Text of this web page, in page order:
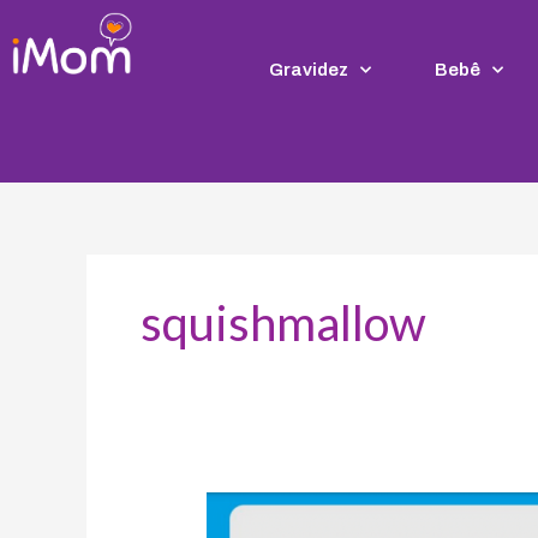
para
Gravidez Bebê
squishmallow
Crianças